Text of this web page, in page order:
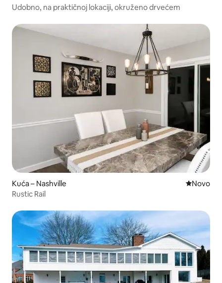
Udobno, na praktičnoj lokaciji, okruženo drvećem
Kuća – Nashville Novi
Novo
Rustic Rail